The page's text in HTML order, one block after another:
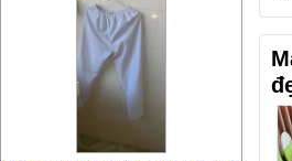
Đồng phục bác sỹ TN02
210,000₫